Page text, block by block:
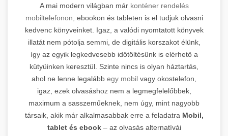
A mai modern világban már konténer rendelés
mobiltelefonon, ebookon és tableten is el tudjuk olvasni
kedvenc könyveinket. Igaz, a valódi nyomtatott könyvek
illatát nem pótolja semmi, de digitális korszakot élünk,
így az egyik legkedvesebb időtöltésünk is elérhető a
kütyüinken keresztül. Szinte nincs is olyan háztartás,
ahol ne lenne legalább egy mobil vagy okostelefon,
igaz, ezek olvasáshoz nem a legmegfelelőbbek,
maximum a sasszeműeknek, nem úgy, mint nagyobb
társaik, akik már alkalmasabbak erre a feladatra Mobil,
tablet és ebook– az olvasás alternatívái